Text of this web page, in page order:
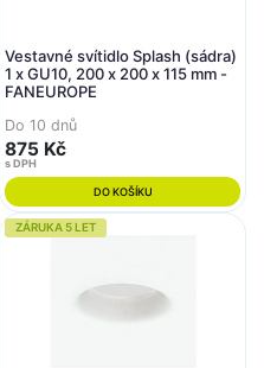
Vestavné svítidlo Splash (sádra)
1 x GU10, 200 x 200 x 115 mm -
FANEUROPE
Do 10 dnů
875 Kč
s DPH
DO KOŠÍKU
ZÁRUKA 5 LET